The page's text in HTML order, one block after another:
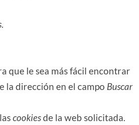
.
que le sea más fácil encontrar
dirección en el campo Buscar
cookiesde la web solicitada.